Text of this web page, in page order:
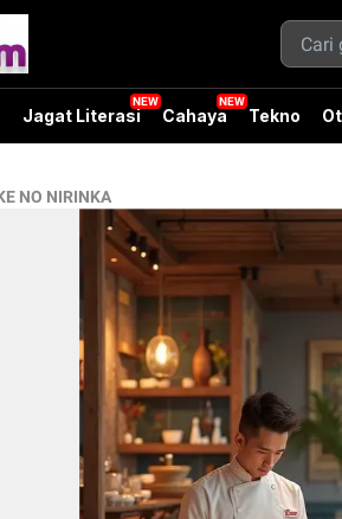
Jagat Literasi Cahaya Tekno
NO NIRINKA